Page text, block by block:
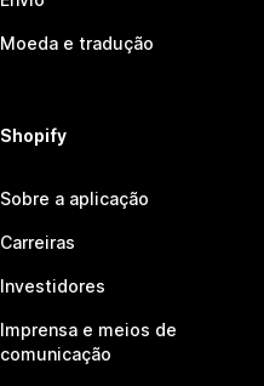
Moeda e tradução
Shopify
Sobre a aplicação
Carreiras
Investidores
Imprensa e meios de
comunicação